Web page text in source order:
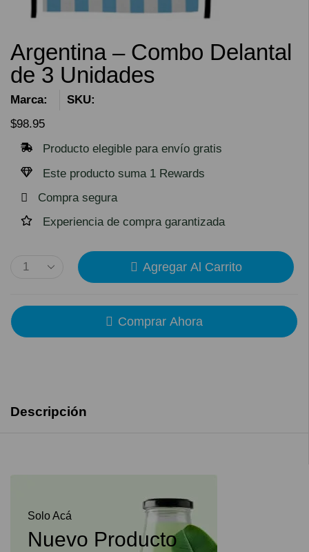
Argentina – Combo Delantal
de 3 Unidades
Marca:
SKU:
$98.95
Producto elegible para envío gratis
Este producto suma 1 Rewards
Compra segura
Experiencia de compra garantizada
Agregar Al Carrito
Comprar Ahora
Descripción
Solo Acá
Nuevo Producto